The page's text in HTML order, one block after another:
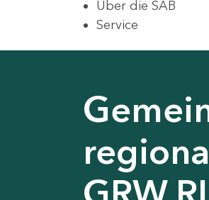
Über die SAB
Service